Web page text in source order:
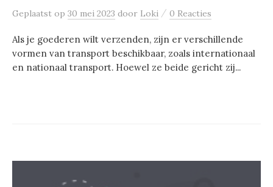
Geplaatst op 30 mei 2023 door Loki / 0 Reacties
Als je goederen wilt verzenden, zijn er verschillende
vormen van transport beschikbaar, zoals internationaal
en nationaal transport. Hoewel ze beide gericht zij...